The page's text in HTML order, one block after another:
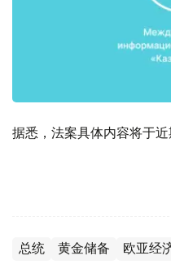
据悉，法案具体内容将于近
总统 黄金储备 欧亚经